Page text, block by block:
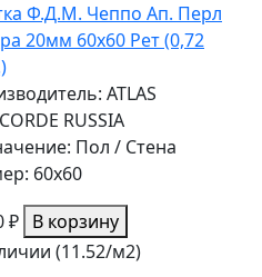
Ф.Д.М. Чеппо Ап. Перл
20мм 60х60 Рет (0,72
ATLAS
RUSSIA
Пол / Стена
60x60
₽ В корзину
(11.52/м2)